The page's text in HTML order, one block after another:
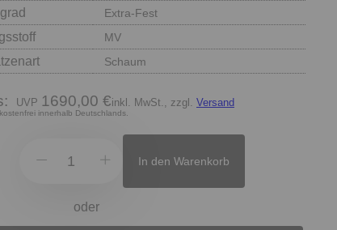
Extra-Fest
MV
Schaum
1690,00 €inkl. MwSt., zzgl. Versand
innerhalb Deutschlands.
In den Warenkorb
oder